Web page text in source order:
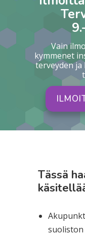
Vain
kymmenet
terveyden
Tässä
suoliston